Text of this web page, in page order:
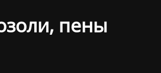
пены